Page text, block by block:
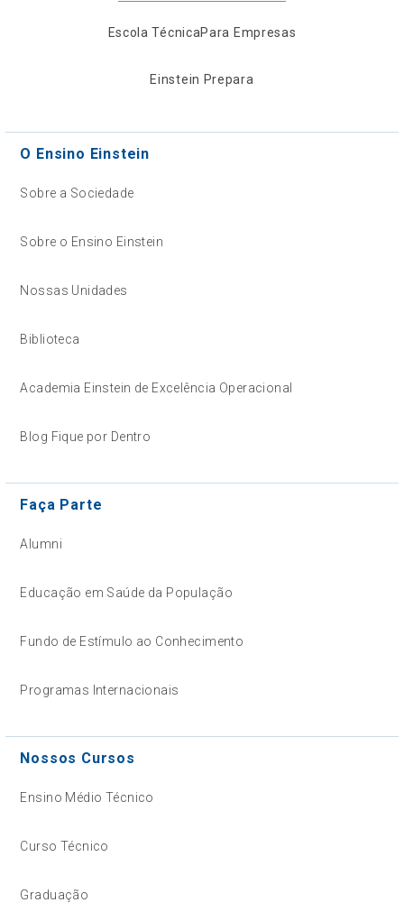
Escola TécnicaPara Empresas
Einstein Prepara
O Ensino Einstein
Sobre a Sociedade
Sobre o Ensino Einstein
Nossas Unidades
Biblioteca
Academia Einstein de Excelência Operacional
Blog Fique por Dentro
Faça Parte
Alumni
Educação em Saúde da População
Fundo de Estímulo ao Conhecimento
Programas Internacionais
Nossos Cursos
Ensino Médio Técnico
Curso Técnico
Graduação